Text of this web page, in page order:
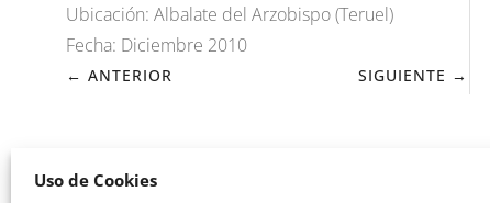
Uso de Cookies
Ubicación: Albalate del Arzobispo (Teruel)
Fecha: Diciembre 2010
← ANTERIOR SIGUIENTE →